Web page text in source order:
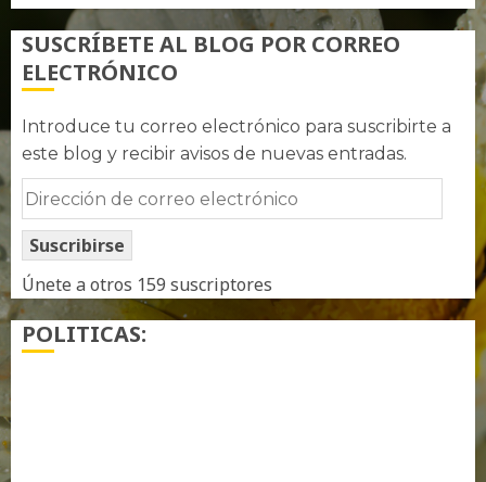
SUSCRÍBETE AL BLOG POR CORREO
ELECTRÓNICO
Introduce tu correo electrónico para suscribirte a
este blog y recibir avisos de nuevas entradas.
Dirección
de
correo
electrónico
Suscribirse
Únete a otros 159 suscriptores
POLITICAS: